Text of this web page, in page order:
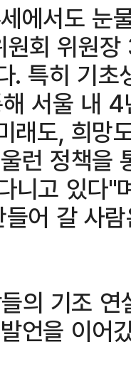
에서도 눈
원회 위원
. 특히 기
서울 내
래도, 희망
런 정책을
니고 있다"
어 갈 사
의 기조
언을 이어